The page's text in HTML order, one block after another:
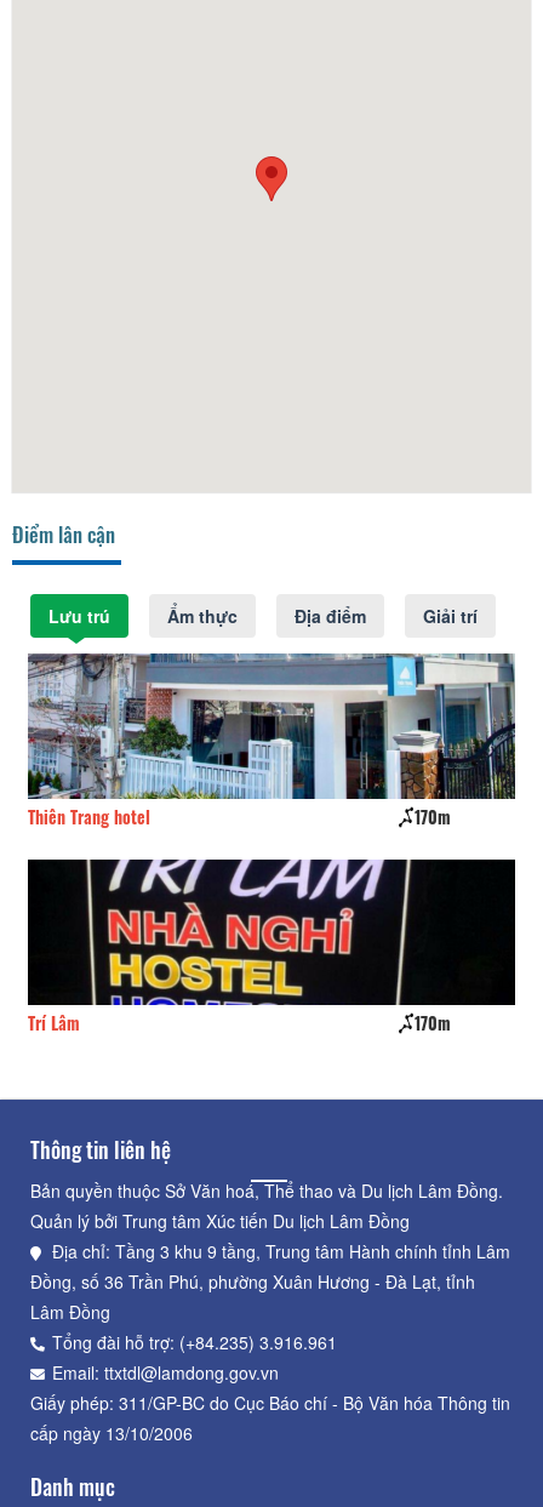
Điểm lân cận
Lưu trú Ẩm thực Địa điểm Giải trí
Thiên Trang hotel 170m
Trí Lâm 170m
Thông tin liên hệ
Bản quyền thuộc Sở Văn hoá, Thể thao và Du lịch Lâm Đồng.
Quản lý bởi Trung tâm Xúc tiến Du lịch Lâm Đồng
Địa chỉ: Tầng 3 khu 9 tầng, Trung tâm Hành chính tỉnh Lâm
Đồng, số 36 Trần Phú, phường Xuân Hương - Đà Lạt, tỉnh
Lâm Đồng
Tổng đài hỗ trợ: (+84.235) 3.916.961
Email: ttxtdl@lamdong.gov.vn
Giấy phép: 311/GP-BC do Cục Báo chí - Bộ Văn hóa Thông tin
cấp ngày 13/10/2006
Danh mục